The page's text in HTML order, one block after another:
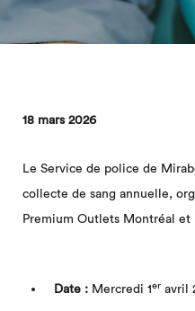
18 mars 2026
Le Service de police de
collecte de sang annuelle,
Premium Outlets Montréal et
Date : Mercredi 1er avril